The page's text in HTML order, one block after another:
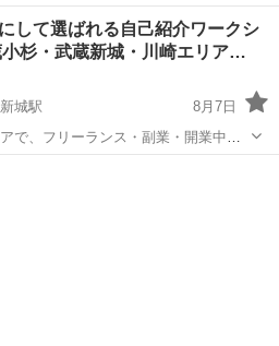
フリーマーケット 会場
して選ばれる自己紹介ワークシ
小杉・武蔵新城・川崎エリア…
城駅
8月7日
で、フリーランス・副業・開業中、